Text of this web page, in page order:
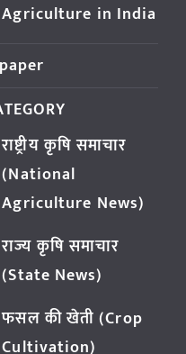
Agriculture in India
राष्ट्रीय कृषि समाचार
(National
Agriculture News)
राज्य कृषि समाचार
(State News)
फसल की खेती (Crop
Cultivation)